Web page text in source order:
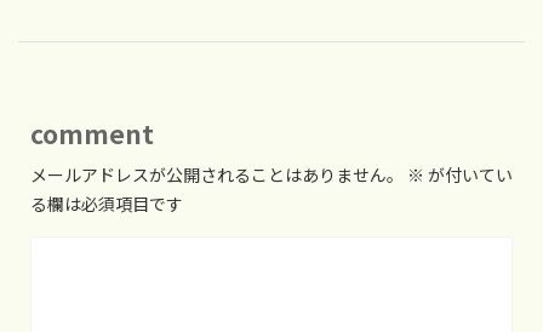
comment
メールアドレスが公開されることはありません。 ※ が付いてい
る欄は必須項目です